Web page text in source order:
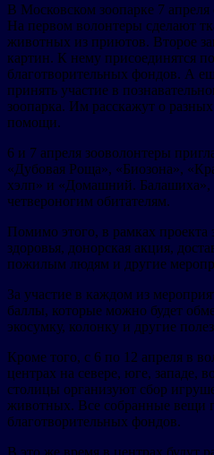
В Московском зоопарке 7 апреля
На первом волонтеры сделают
животных из приютов. Второе
картин. К нему присоединятся
благотворительных фондов. А
принять участие в
зоопарка. Им расскажут о
помощи.
6 и 7 апреля зооволонтеры
«Дубовая Роща», «Биозона»,
хэлп» и «Домашний. Балашиха»,
четвероногим обитателям.
Помимо этого, в рамках проекта
здоровья, донорская акция,
пожилым людям и другие
За участие в каждом из
баллы, которые можно будет
экосумку, колонку и другие
Кроме того, с 6 по 12 апреля в
центрах на севере, юге, западе,
столицы организуют сбор
животных. Все собранные вещи
благотворительных фондов.
В это же время в центрах будут